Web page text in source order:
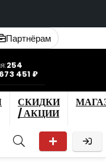
Партнёрам
254
451 ₽
СКИДКИ
/ АКЦИИ